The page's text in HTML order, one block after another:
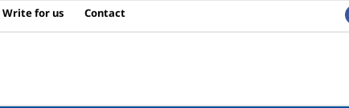
Write for us Contact